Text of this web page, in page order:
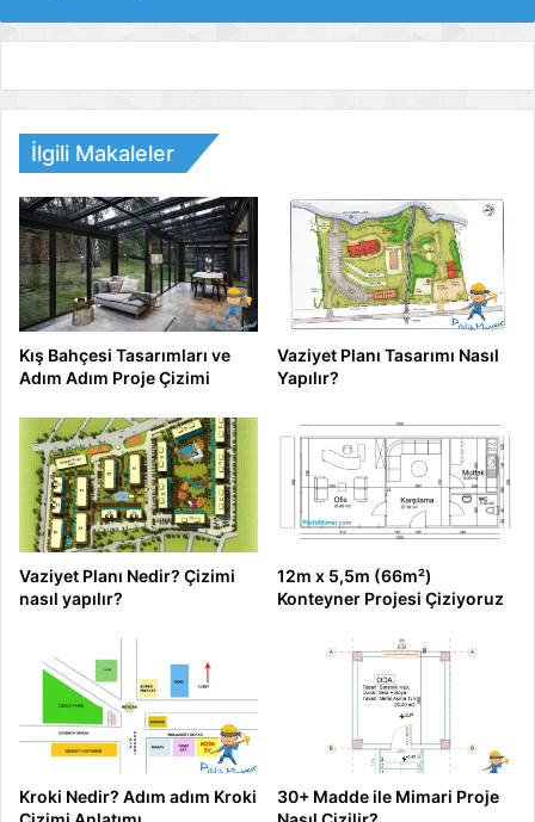
İlgili Makaleler
Kış Bahçesi Tasarımları ve
Adım Adım Proje Çizimi
Vaziyet Planı Tasarımı Nasıl
Yapılır?
Vaziyet Planı Nedir? Çizimi
nasıl yapılır?
12m x 5,5m (66m²)
Konteyner Projesi Çiziyoruz
Kroki Nedir? Adım adım Kroki
30+ Madde ile Mimari Proje